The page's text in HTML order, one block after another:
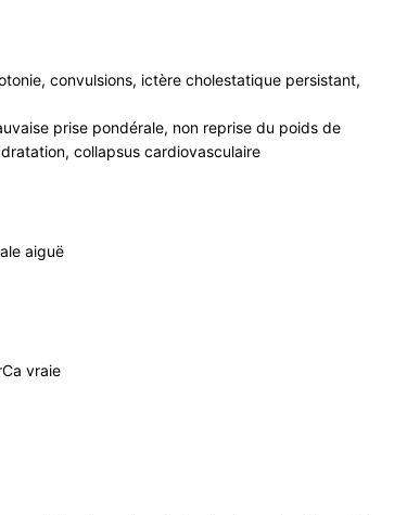
convulsions, ictère cholestatique persistant,
prise pondérale, non reprise du poids de
collapsus cardiovasculaire
aiguë
vraie